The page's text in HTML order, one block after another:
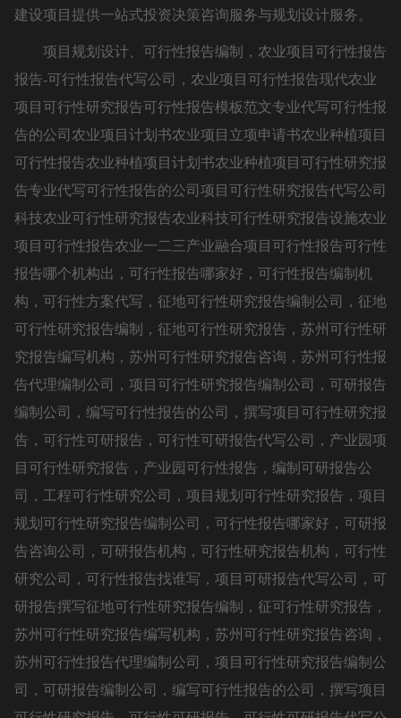
建设项目提供一站式投资决策咨询服务与规划设计服务。
项目规划设计、可行性报告编制，农业项目可行性报告
报告-可行性报告代写公司，农业项目可行性报告现代农业
项目可行性研究报告可行性报告模板范文专业代写可行性报
告的公司农业项目计划书农业项目立项申请书农业种植项目
可行性报告农业种植项目计划书农业种植项目可行性研究报
告专业代写可行性报告的公司项目可行性研究报告代写公司
科技农业可行性研究报告农业科技可行性研究报告设施农业
项目可行性报告农业一二三产业融合项目可行性报告可行性
报告哪个机构出，可行性报告哪家好，可行性报告编制机
构，可行性方案代写，征地可行性研究报告编制公司，征地
可行性研究报告编制，征地可行性研究报告，苏州可行性研
究报告编写机构，苏州可行性研究报告咨询，苏州可行性报
告代理编制公司，项目可行性研究报告编制公司，可研报告
编制公司，编写可行性报告的公司，撰写项目可行性研究报
告，可行性可研报告，可行性可研报告代写公司，产业园项
目可行性研究报告，产业园可行性报告，编制可研报告公
司，工程可行性研究公司，项目规划可行性研究报告，项目
规划可行性研究报告编制公司，可行性报告哪家好，可研报
告咨询公司，可研报告机构，可行性研究报告机构，可行性
研究公司，可行性报告找谁写，项目可研报告代写公司，可
研报告撰写征地可行性研究报告编制，征可行性研究报告，
苏州可行性研究报告编写机构，苏州可行性研究报告咨询，
苏州可行性报告代理编制公司，项目可行性研究报告编制公
司，可研报告编制公司，编写可行性报告的公司，撰写项目